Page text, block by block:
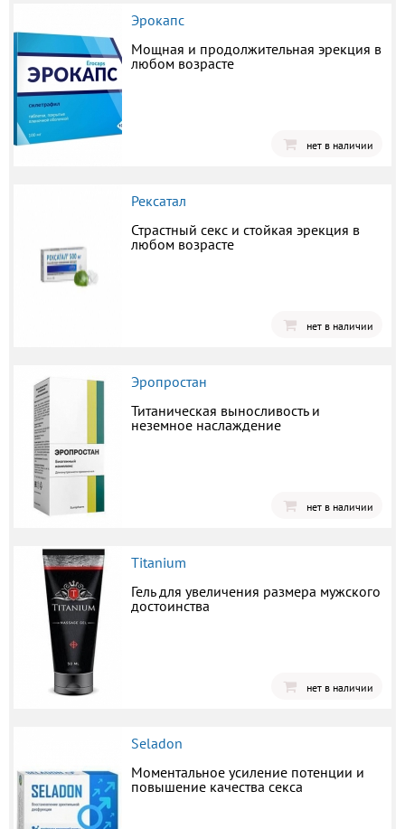
Эрокапс
Мощная и продолжительная эрекция в
любом возрасте
нет в наличии
Рексатал
Страстный секс и стойкая эрекция в
любом возрасте
нет в наличии
Эропростан
Титаническая выносливость и
неземное наслаждение
нет в наличии
Titanium
Гель для увеличения размера мужского
достоинства
нет в наличии
Seladon
Моментальное усиление потенции и
повышение качества секса